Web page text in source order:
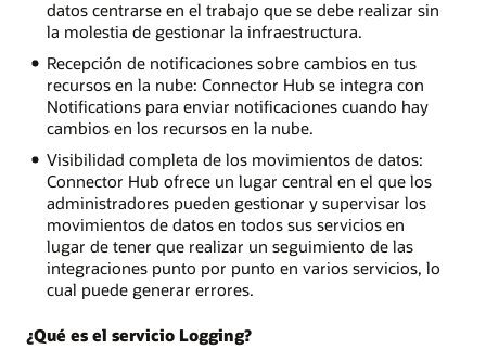
datos centrarse en el trabajo que se debe realizar sin
la molestia de gestionar la infraestructura.
Recepción de notificaciones sobre cambios en tus
recursos en la nube: Connector Hub se integra con
Notifications para enviar notificaciones cuando hay
cambios en los recursos en la nube.
Visibilidad completa de los movimientos de datos:
Connector Hub ofrece un lugar central en el que los
administradores pueden gestionar y supervisar los
movimientos de datos en todos sus servicios en
lugar de tener que realizar un seguimiento de las
integraciones punto por punto en varios servicios, lo
cual puede generar errores.
¿Qué es el servicio Logging?